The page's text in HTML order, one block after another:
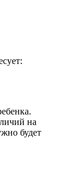
на
будет